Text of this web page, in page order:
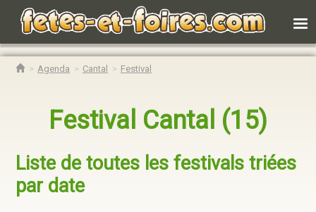
Agenda Cantal Festival
Festival Cantal (15)
Liste de toutes les festivals triées
par date